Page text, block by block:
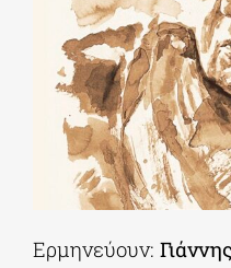
Ερμηνεύουν: